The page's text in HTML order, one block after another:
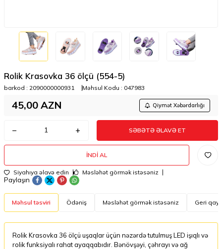
Rolik Krasovka 36 ölçü (554-5)
barkod : 2090000000931 Məhsul Kodu : 047983
45,00 AZN Qiymət Xəbərdarlığı
SƏBƏTƏ ƏLAVƏ ET
İNDI AL
Siyahıya əlavə edin Məsləhət görmək istəsəniz
Paylaşın
Məhsul təsviri Ödəniş Məsləhət görmək istəsəniz Geri
Rolik Krasovka 36 ölçü uşaqlar üçün nəzərdə tutulmuş LED işıqlı və
rolik funksiyalı rahat ayaqqabıdır. Bənövşəyi, çəhrayı və ağ